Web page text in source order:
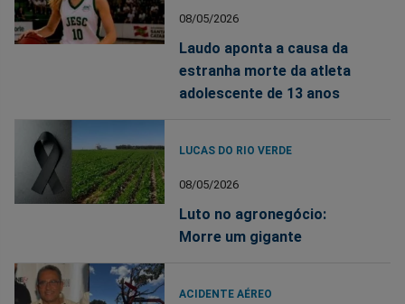
08/05/2026
Laudo aponta a causa da
estranha morte da atleta
adolescente de 13 anos
LUCAS DO RIO VERDE
08/05/2026
Luto no agronegócio:
Morre um gigante
ACIDENTE AÉREO